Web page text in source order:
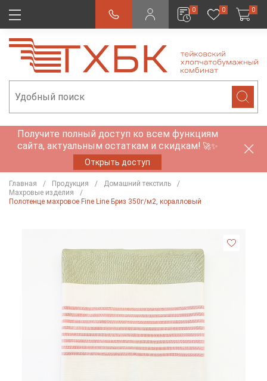
0 0 0
Получите полный доступ ко всем функциям
сайта, актуальным остаткам и скидкам! 🚀✨
Открыть доступ
Главная Продукция
Домашний текстиль
Махровые изделия
Полотенце махровое Fine Line Бриз 350г/м2, коралловый